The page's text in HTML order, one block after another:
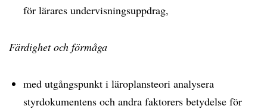
för lärares undervisningsuppdrag,
Färdighet och förmåga
med utgångspunkt i läroplansteori analysera
styrdokumentens och andra faktorers betydelse för